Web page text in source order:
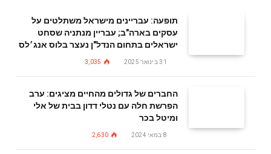
תופעה: עבריינים מישראל משתלטים על
עסקים בארה"ב; עבריין מנתניה שסחט
ישראלים בתחום הנדל"ן נעצר בלוס אנג׳לס
31 בינואר 2025 3,035
החברים של גדולים מהחיים מציגים: ערב
הפרשת חלה עם נטלי דדון בבית של אלי
ומיטל בכר
8 במאי 2024 2,630